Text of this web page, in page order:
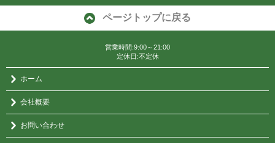
ページトップに戻る
営業時間:9:00～21:00
定休日:不定休
ホーム
会社概要
お問い合わせ